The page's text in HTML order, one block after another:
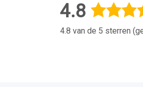
4.8
4.8 van de 5 sterren